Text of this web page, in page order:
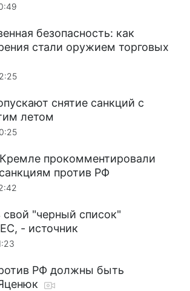
безопасность: как
стали оружием торговых
снятие санкций с
летом
прокомментировали
против РФ
свой "черный список"
- источник
РФ должны быть